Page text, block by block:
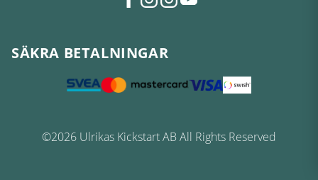
SÄKRA BETALNINGAR
©2026 Ulrikas Kickstart AB All Rights Reserved